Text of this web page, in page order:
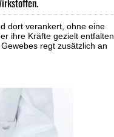
dort verankert, ohne eine
ihre Kräfte gezielt entfalten.
regt zusätzlich an